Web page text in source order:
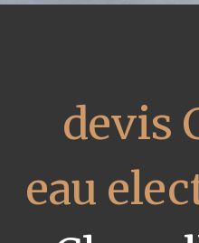
devis
eau